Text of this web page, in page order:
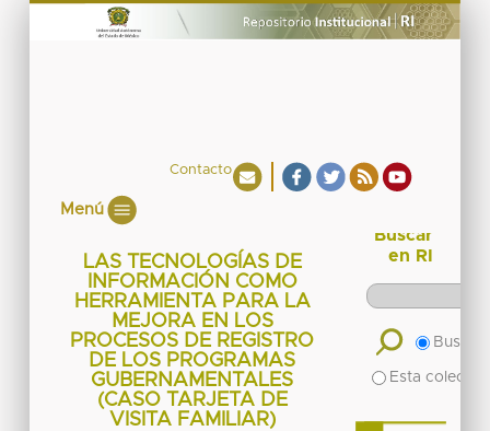
Contacto
Menú
LAS TECNOLOGÍAS DE
INFORMACIÓN COMO
HERRAMIENTA PARA LA
MEJORA EN LOS
PROCESOS DE REGISTRO
DE LOS PROGRAMAS
GUBERNAMENTALES
(CASO TARJETA DE
VISITA FAMILIAR)
Buscar
en RI
Buscar
Esta